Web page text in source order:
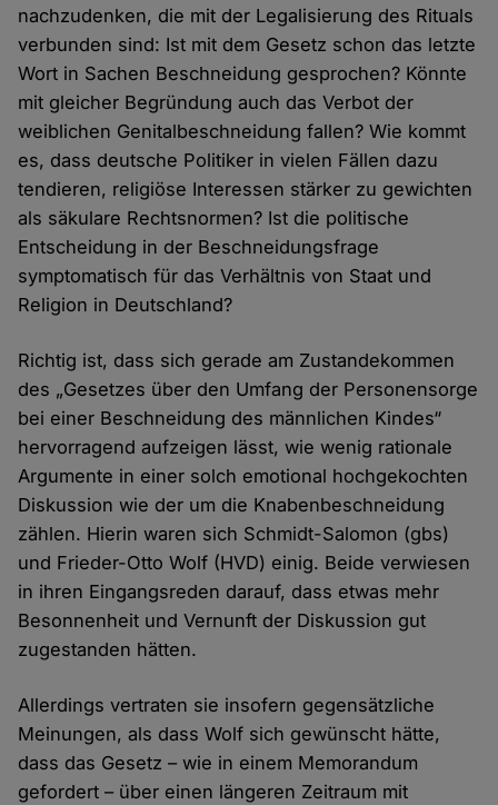
nachzudenken, die mit der Legalisierung des Rituals
verbunden sind: Ist mit dem Gesetz schon das letzte
Wort in Sachen Beschneidung gesprochen? Könnte
mit gleicher Begründung auch das Verbot der
weiblichen Genitalbeschneidung fallen? Wie kommt
es, dass deutsche Politiker in vielen Fällen dazu
tendieren, religiöse Interessen stärker zu gewichten
als säkulare Rechtsnormen? Ist die politische
Entscheidung in der Beschneidungsfrage
symptomatisch für das Verhältnis von Staat und
Religion in Deutschland?
Richtig ist, dass sich gerade am Zustandekommen
des „Gesetzes über den Umfang der Personensorge
bei einer Beschneidung des männlichen Kindes“
hervorragend aufzeigen lässt, wie wenig rationale
Argumente in einer solch emotional hochgekochten
Diskussion wie der um die Knabenbeschneidung
zählen. Hierin waren sich Schmidt-Salomon (gbs)
und Frieder-Otto Wolf (HVD) einig. Beide verwiesen
in ihren Eingangsreden darauf, dass etwas mehr
Besonnenheit und Vernunft der Diskussion gut
zugestanden hätten.
Allerdings vertraten sie insofern gegensätzliche
Meinungen, als dass Wolf sich gewünscht hätte,
dass das Gesetz – wie in einem Memorandum
gefordert – über einen längeren Zeitraum mit